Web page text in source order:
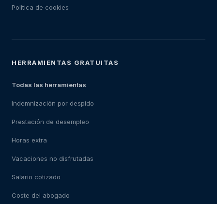
Política de cookies
HERRAMIENTAS GRATUITAS
Todas las herramientas
Indemnización por despido
Prestación de desempleo
Horas extra
Vacaciones no disfrutadas
Salario cotizado
Coste del abogado